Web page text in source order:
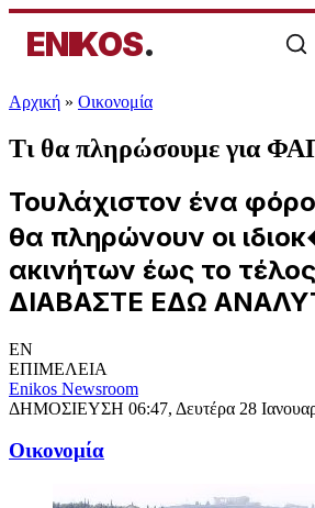
ENIKOS.
Αρχική » Oικονομία
Τι θα πληρώσουμε για
Τουλάχιστον ένα
θα πληρώνουν οι
ακινήτων έως το
ΔΙΑΒΑΣΤΕ ΕΔΩ
EN
ΕΠΙΜΕΛΕΙΑ
Enikos Newsroom
ΔΗΜΟΣΙΕΥΣΗ 06:47, Δευτέρα 28
Oικονομία